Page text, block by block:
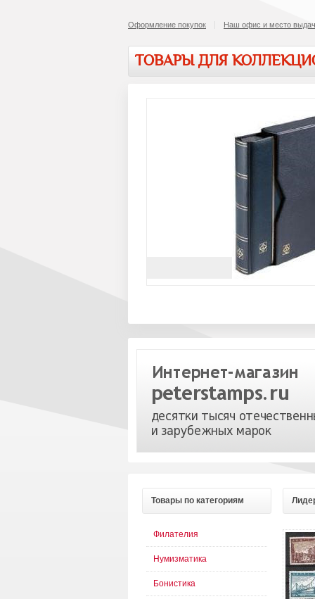
Оформление покупок Наш офис и место
ТОВАРЫ ДЛЯ
Товары по категориям
Филателия
Нумизматика
Бонистика